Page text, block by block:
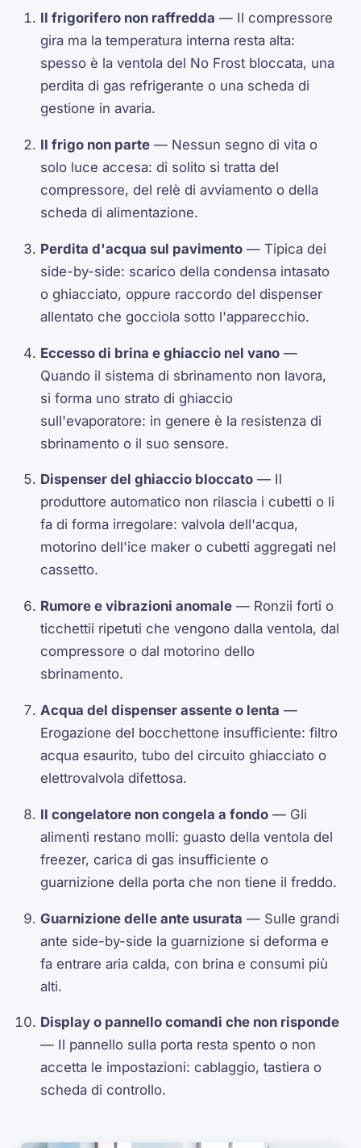
Il frigorifero non raffredda — Il compressore
gira ma la temperatura interna resta alta:
spesso è la ventola del No Frost bloccata, una
perdita di gas refrigerante o una scheda di
gestione in avaria.
Il frigo non parte — Nessun segno di vita o
solo luce accesa: di solito si tratta del
compressore, del relè di avviamento o della
scheda di alimentazione.
Perdita d'acqua sul pavimento — Tipica dei
side-by-side: scarico della condensa intasato
o ghiacciato, oppure raccordo del dispenser
allentato che gocciola sotto l'apparecchio.
Eccesso di brina e ghiaccio nel vano —
Quando il sistema di sbrinamento non lavora,
si forma uno strato di ghiaccio
sull'evaporatore: in genere è la resistenza di
sbrinamento o il suo sensore.
Dispenser del ghiaccio bloccato — Il
produttore automatico non rilascia i cubetti o li
fa di forma irregolare: valvola dell'acqua,
motorino dell'ice maker o cubetti aggregati nel
cassetto.
Rumore e vibrazioni anomale — Ronzii forti o
ticchettii ripetuti che vengono dalla ventola, dal
compressore o dal motorino dello
sbrinamento.
Acqua del dispenser assente o lenta —
Erogazione del bocchettone insufficiente: filtro
acqua esaurito, tubo del circuito ghiacciato o
elettrovalvola difettosa.
Il congelatore non congela a fondo — Gli
alimenti restano molli: guasto della ventola del
freezer, carica di gas insufficiente o
guarnizione della porta che non tiene il freddo.
Guarnizione delle ante usurata — Sulle grandi
ante side-by-side la guarnizione si deforma e
fa entrare aria calda, con brina e consumi più
alti.
Display o pannello comandi che non risponde
— Il pannello sulla porta resta spento o non
accetta le impostazioni: cablaggio, tastiera o
scheda di controllo.